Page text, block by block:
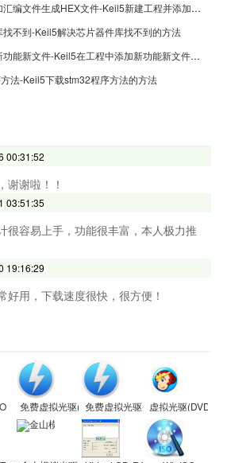
Keil5怎么新建工程并添加汇编文件生成HEX文件-Keil5新建工程并添加汇编文件生成HEX文件的方法
不到-Keil5解决芯片器件库找不到的方法
Keil5怎么在工程中添加新功能新文件-Keil5在工程中添加新功能新文件的方法
法-Keil5下载stm32程序方法的方法
00:31:52
谢谢啦！！
03:51:35
很容易上手，功能很丰富，本人极力推
19:16:29
好用，下载速度很快，很方便！
免费虚拟光驱(DAEMON Tools Lite)
免费虚拟光驱(DAEMON Tools
虚拟光驱